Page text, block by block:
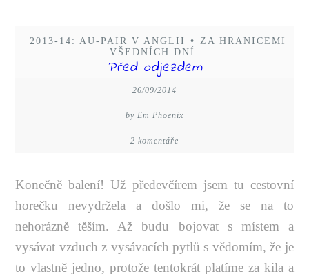
2013-14: AU-PAIR V ANGLII •
ZA HRANICEMI
VŠEDNÍCH DNÍ
Před odjezdem
26/09/2014
by Em Phoenix
2 komentáře
Konečně balení! Už předevčírem jsem tu cestovní
horečku nevydržela a došlo mi, že se na to
nehorázně těším. Až budu bojovat s místem a
vysávat vzduch z vysávacích pytlů s vědomím, že je
to vlastně jedno, protože tentokrát platíme za kila a